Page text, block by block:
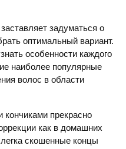
задуматься о
оптимальный вариант.
особенности каждого
наиболее популярные
волос в области
прекрасно
как в домашних
скошенные концы